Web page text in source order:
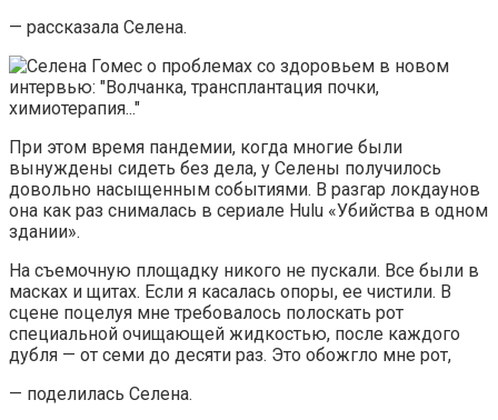
— рассказала Селена.
При этом время пандемии, когда многие были
вынуждены сидеть без дела, у Селены получилось
довольно насыщенным событиями. В разгар локдаунов
она как раз снималась в сериале Hulu «Убийства в одном
здании».
На съемочную площадку никого не пускали. Все были в
масках и щитах. Если я касалась опоры, ее чистили. В
сцене поцелуя мне требовалось полоскать рот
специальной очищающей жидкостью, после каждого
дубля — от семи до десяти раз. Это обожгло мне рот,
— поделилась Селена.